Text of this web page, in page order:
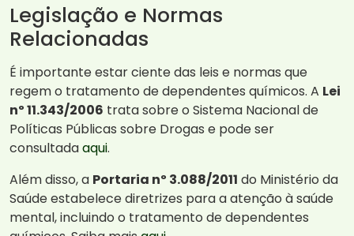
Legislação e Normas
Relacionadas
É importante estar ciente das leis e normas que
regem o tratamento de dependentes químicos. A Lei
nº 11.343/2006 trata sobre o Sistema Nacional de
Políticas Públicas sobre Drogas e pode ser
consultadaaqui.
Além disso, a Portaria nº 3.088/2011 do Ministério da
Saúde estabelece diretrizes para a atenção à saúde
mental, incluindo o tratamento de dependentes